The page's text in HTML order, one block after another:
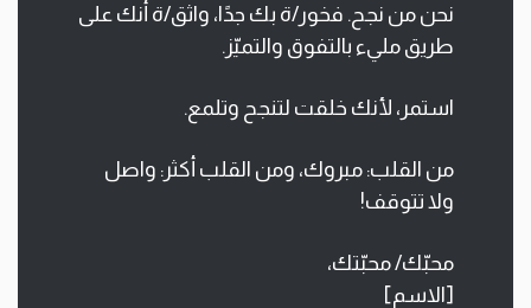
نحن من نجح. فخور/ة بك جدًا، واثق/ة أنك على
طريق مليء بالتفوق والتميّز.
استمر، لأنك خلقت لتنجح وتلمع.
من القلب: مبروك، ومن القلب أكثر: واصل
ولا تتوقف!
محبّك/ محبّتك،
[الاسم]